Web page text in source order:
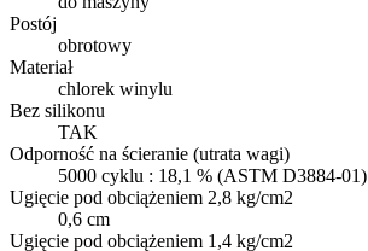
Postój
obrotowy
Materiał
chlorek winylu
Bez silikonu
TAK
Odporność na ścieranie (utrata wagi)
5000 cyklu : 18,1 % (ASTM D3884-01)
Ugięcie pod obciążeniem 2,8 kg/cm2
0,6 cm
Ugięcie pod obciążeniem 1,4 kg/cm2